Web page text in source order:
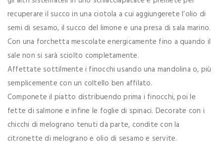
recuperare il succo in una ciotola a cui aggiungerete l’olio di
semi di sesamo, il succo del limone e una presa di sala marino.
Con una forchetta mescolate energicamente fino a quando il
sale non si sarà sciolto completamente.
Affettate sottilmente i finocchi usando una mandolina o, più
semplicemente con un coltello ben affilato.
Componete il piatto distribuendo prima i finocchi, poi le
fette di salmone e infine le foglie di spinaci. Decorate con i
chicchi di melograno tenuti da parte, condite con la
citronette di melograno e olio di sesamo e servite.